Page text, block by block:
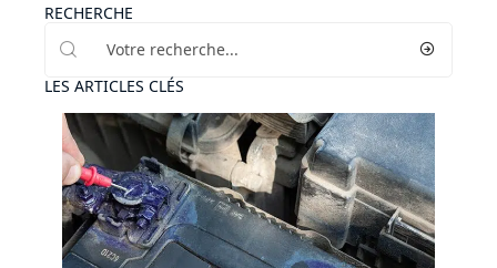
RECHERCHE
LES ARTICLES CLÉS